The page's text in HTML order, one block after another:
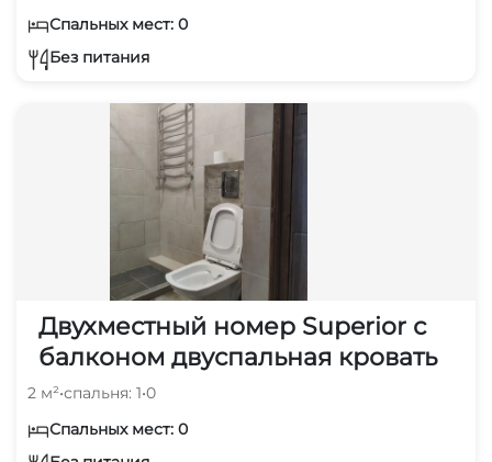
Спальных мест: 0
Без питания
Двухместный номер Superior с
балконом двуспальная кровать
2 м²•спальня: 1•0
Спальных мест: 0